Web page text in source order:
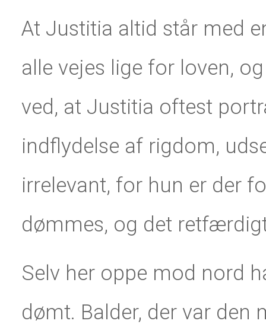
At Justitia altid står med
alle vejes lige for loven,
ved, at Justitia oftest
indflydelse af rigdom,
irrelevant, for hun er der
dømmes, og det
Selv her oppe mod nord
dømt. Balder, der var